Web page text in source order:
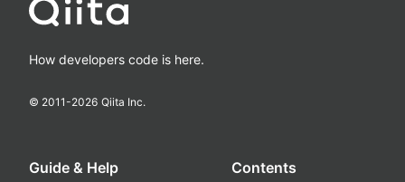
How developers code is here.
© 2011-2026 Qiita Inc.
Guide & Help Contents